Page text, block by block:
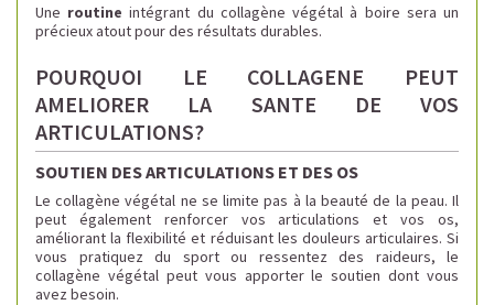
Une routine intégrant du collagène végétal à boire sera un
précieux atout pour des résultats durables.
POURQUOI LE COLLAGENE PEUT
AMELIORER LA SANTE DE VOS
ARTICULATIONS?
SOUTIEN DES ARTICULATIONS ET DES OS
Le collagène végétal ne se limite pas à la beauté de la peau. Il
peut également renforcer vos articulations et vos os,
améliorant la flexibilité et réduisant les douleurs articulaires. Si
vous pratiquez du sport ou ressentez des raideurs, le
collagène végétal peut vous apporter le soutien dont vous
avez besoin.